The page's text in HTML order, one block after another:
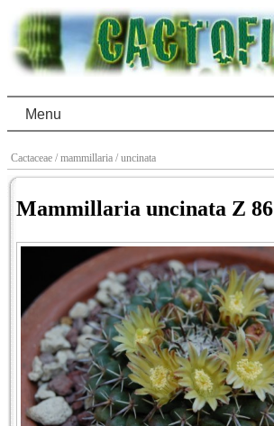
Menu
Cactaceae / mammillaria / uncinata
Mammillaria uncinata Z 86